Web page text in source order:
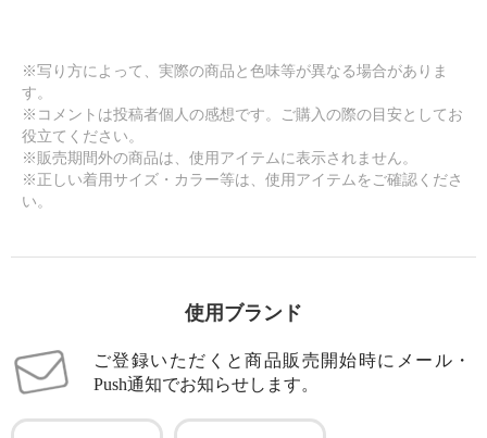
※写り方によって、実際の商品と色味等が異なる場合がありま
す。
※コメントは投稿者個人の感想です。ご購入の際の目安としてお
役立てください。
※販売期間外の商品は、使用アイテムに表示されません。
※正しい着用サイズ・カラー等は、使用アイテムをご確認くださ
い。
使用ブランド
ご登録いただくと商品販売開始時にメール・
Push通知でお知らせします。